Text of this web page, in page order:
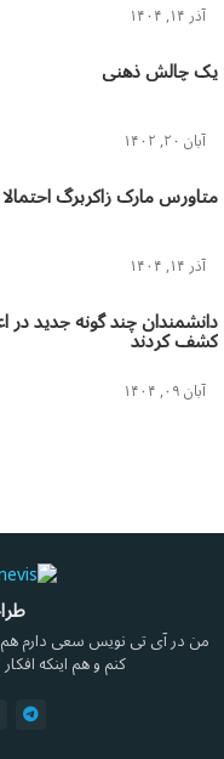
آذر ۱۴, ۱۴۰۴
یک چالش ذهنی
آبان ۲۰, ۱۴۰۲
متاورس مارک زاکربرگ
آذر ۱۴, ۱۴۰۴
دانشمندان چند گونه جدید در
کشف کردند
آبان ۰۹, ۱۴۰۴
من در آی تی نویس سعی دارم هم
کنم و هم اینکه